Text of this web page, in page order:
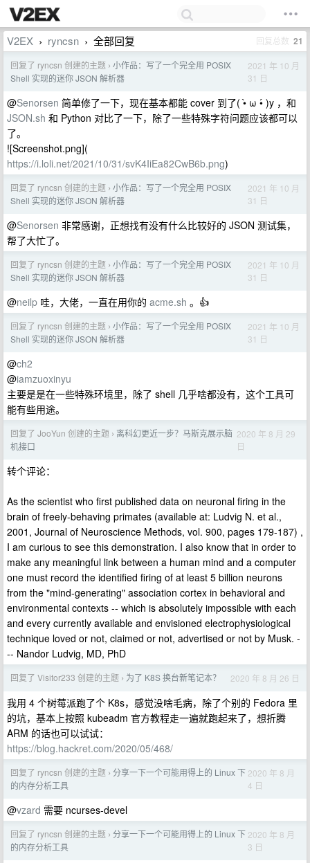
V2EX › ryncsn › 全部回复 回复总数 21
回复了 ryncsn 创建的主题 › 小作品：写了一个完全用 POSIX
Shell 实现的迷你 JSON 解析器
2021 年 10 月
31 日
@Senorsen 简单修了一下，现在基本都能 cover 到了( •̀ ω •́ )y ，和
JSON.sh 和 Python 对比了一下，除了一些特殊字符问题应该都可以
了。
![Screenshot.png](
https://i.loli.net/2021/10/31/svK4IiEa82CwB6b.png)
回复了 ryncsn 创建的主题 › 小作品：写了一个完全用 POSIX
Shell 实现的迷你 JSON 解析器
2021 年 10 月
31 日
@Senorsen 非常感谢，正想找有没有什么比较好的 JSON 测试集，
帮了大忙了。
回复了 ryncsn 创建的主题 › 小作品：写了一个完全用 POSIX
Shell 实现的迷你 JSON 解析器
2021 年 10 月
31 日
@neilp 哇，大佬，一直在用你的 acme.sh 。👍
回复了 ryncsn 创建的主题 › 小作品：写了一个完全用 POSIX
Shell 实现的迷你 JSON 解析器
2021 年 10 月
31 日
@ch2
@iamzuoxinyu
主要是是在一些特殊环境里，除了 shell 几乎啥都没有，这个工具可
能有些用途。
回复了 JooYun 创建的主题 › 离科幻更近一步？马斯克展示脑
机接口
2020 年 8 月 29
日
转个评论：
As the scientist who first published data on neuronal firing in the
brain of freely-behaving primates (available at: Ludvig N. et al.,
2001, Journal of Neuroscience Methods, vol. 900, pages 179-187) ,
I am curious to see this demonstration. I also know that in order to
make any meaningful link between a human mind and a computer
one must record the identified firing of at least 5 billion neurons
from the "mind-generating" association cortex in behavioral and
environmental contexts -- which is absolutely impossible with each
and every currently available and envisioned electrophysiological
technique loved or not, claimed or not, advertised or not by Musk. -
-- Nandor Ludvig, MD, PhD
回复了 Visitor233 创建的主题 › 为了 K8S 换台新笔记本？ 2020 年 8 月 26 日
我用 4 个树莓派跑了个 K8s，感觉没啥毛病，除了个别的 Fedora 里
的坑，基本上按照 kubeadm 官方教程走一遍就跑起来了，想折腾
ARM 的话也可以试试：
https://blog.hackret.com/2020/05/468/
回复了 ryncsn 创建的主题 › 分享一下一个可能用得上的 Linux 下
的内存分析工具
2020 年 8 月
4 日
@vzard 需要 ncurses-devel
回复了 ryncsn 创建的主题 › 分享一下一个可能用得上的 Linux 下
的内存分析工具
2020 年 8 月
3 日